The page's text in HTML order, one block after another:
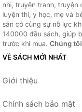
nhi, truyện tranh, truyện
luyện thi, y học, mẹ và
sẵn có cùng sự nỗ lực
140000 đầu sách, giúp
trước khi mua. Chúng
VỀ SÁCH MỚI NHẤT
Giới thiệu
Chính sách bảo mật